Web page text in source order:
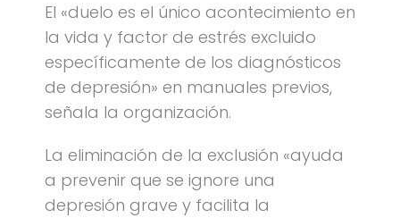
El «duelo es el único acontecimiento en
la vida y factor de estrés excluido
específicamente de los diagnósticos
de depresión» en manuales previos,
señala la organización.
La eliminación de la exclusión «ayuda
a prevenir que se ignore una
depresión grave y facilita la